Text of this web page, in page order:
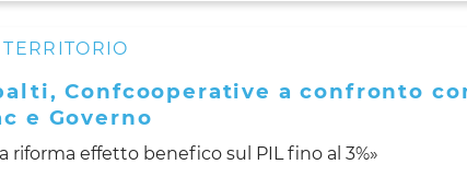
Confcooperative a confronto
e Governo
riforma effetto benefico sul PIL fino al 3%»